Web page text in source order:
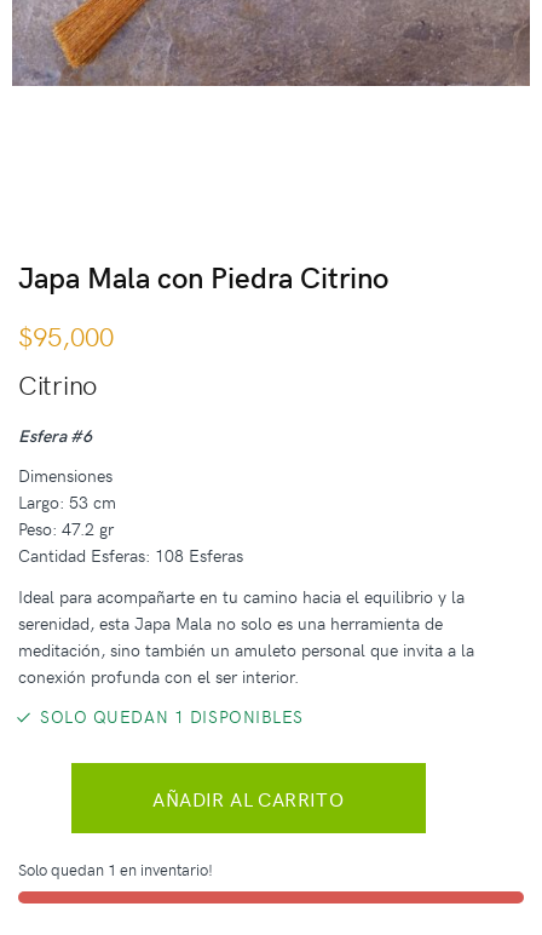
Japa Mala con Piedra Citrino
$95,000
Citrino
Esfera #6
Dimensiones
Largo: 53 cm
Peso: 47.2 gr
Cantidad Esferas: 108 Esferas
Ideal para acompañarte en tu camino hacia el equilibrio y la
serenidad, esta Japa Mala no solo es una herramienta de
meditación, sino también un amuleto personal que invita a la
conexión profunda con el ser interior.
SOLO QUEDAN 1 DISPONIBLES
AÑADIR AL CARRITO
Solo quedan 1 en inventario!